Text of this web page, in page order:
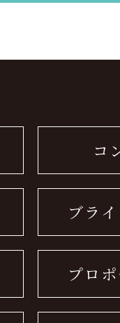
コ
ブラ
プロ